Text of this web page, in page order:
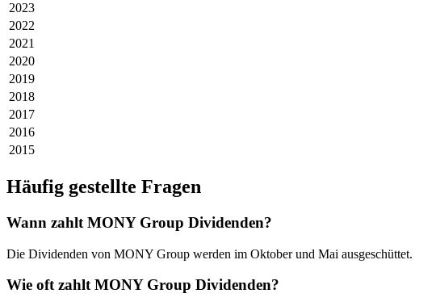
2023
2022
2021
2020
2019
2018
2017
2016
2015
Häufig gestellte Fragen
Wann zahlt MONY Group Dividenden?
Die Dividenden von MONY Group werden im Oktober und Mai ausgeschüttet.
Wie oft zahlt MONY Group Dividenden?